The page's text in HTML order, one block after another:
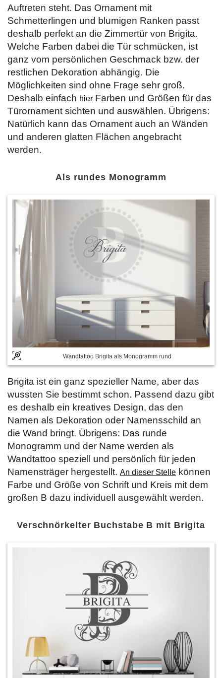
Auftreten steht. Das Ornament mit
Schmetterlingen und blumigen Ranken passt
deshalb perfekt an die Zimmertür von Brigita.
Welche Farben dabei die Tür schmücken, ist
ganz vom persönlichen Geschmack bzw. der
restlichen Dekoration abhängig. Die
Möglichkeiten sind ohne Frage sehr groß.
Deshalb einfach hier Farben und Größen für das
Türornament sichten und auswählen. Übrigens:
Natürlich kann das Ornament auch an Wänden
und anderen glatten Flächen angebracht
werden.
Als rundes Monogramm
Wandtattoo Brigita als Monogramm rund
Brigita ist ein ganz spezieller Name, aber das
wussten Sie bestimmt schon. Passend dazu gibt
es deshalb ein kreatives Design, das den
Namen als Dekoration oder Namensschild an
die Wand bringt. Übrigens: Das runde
Monogramm und der Name werden als
Wandtattoo speziell und persönlich für jeden
Namensträger hergestellt. An dieser Stelle können
Farbe und Größe von Schrift und Kreis mit dem
großen B dazu individuell ausgewählt werden.
Verschnörkelter Buchstabe B mit Brigita